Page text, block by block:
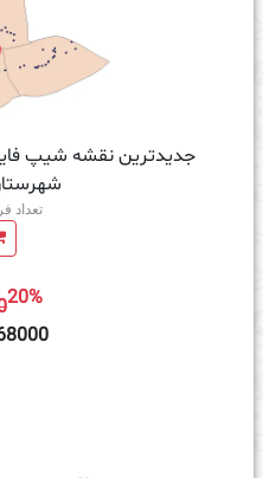
تعداد
20%
68000 تومان